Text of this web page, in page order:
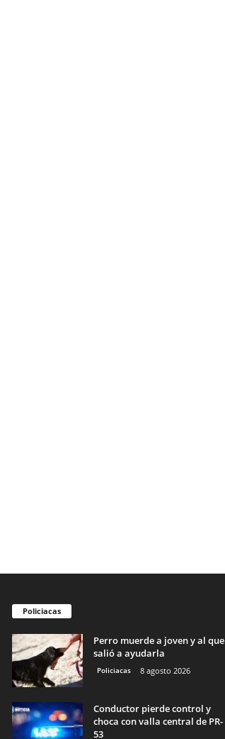
Policiacas
Perro muerde a joven y al que
salió a ayudarla
Policiacas 8 agosto 2026
Conductor pierde control y
choca con valla central de PR-
53